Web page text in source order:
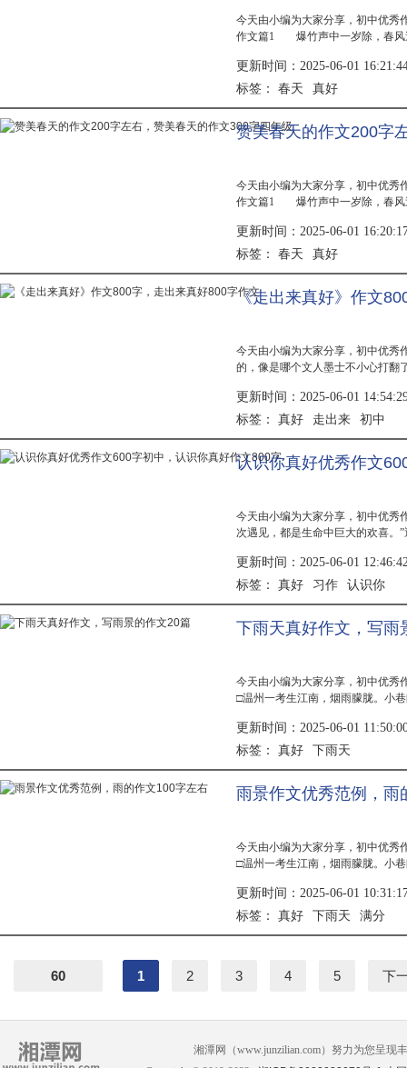
今天由小编为大家分享，初中优
作文篇1 爆竹声中一岁除，春风
似大自...
更新时间：2025-06-01
标签： 春天 真好
赞美春天的作文200字
今天由小编为大家分享，初中优
作文篇1 爆竹声中一岁除，春风
似大自...
更新时间：2025-06-01
标签： 春天 真好
《走出来真好》作文
今天由小编为大家分享，初中优秀
的，像是哪个文人墨士不小心打翻
泥地。不...
更新时间：2025-06-01
标签： 真好 走出来 初中
认识你真好优秀作文
今天由小编为大家分享，初中优秀
次遇见，都是生命中巨大的欢喜。
你，真好...
更新时间：2025-06-01
标签： 真好 习作 认识你
下雨天真好作文，写雨
今天由小编为大家分享，初中优秀
□温州一考生江南，烟雨朦胧。小
不起眼...
更新时间：2025-06-01
标签： 真好 下雨天
雨景作文优秀范例，雨
今天由小编为大家分享，初中优秀
□温州一考生江南，烟雨朦胧。小
不起眼...
更新时间：2025-06-01
标签： 真好 下雨天 满分
60 1 2 3 4 5 下
湘潭网（www.junzilian.com）努力为您呈现